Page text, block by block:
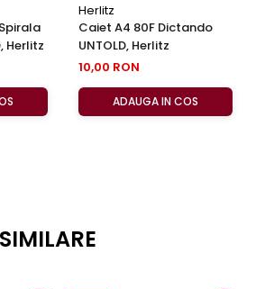
Herlitz
Herlitz
Caiet A4 80F Dictando
UNTOLD, Herlitz
10,00 RON
ADAUGA IN COS